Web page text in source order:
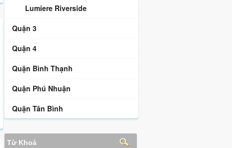
Lumiere Riverside
Quận 3
Quận 4
Quận Bình Thạnh
Quận Phú Nhuận
Quận Tân Bình